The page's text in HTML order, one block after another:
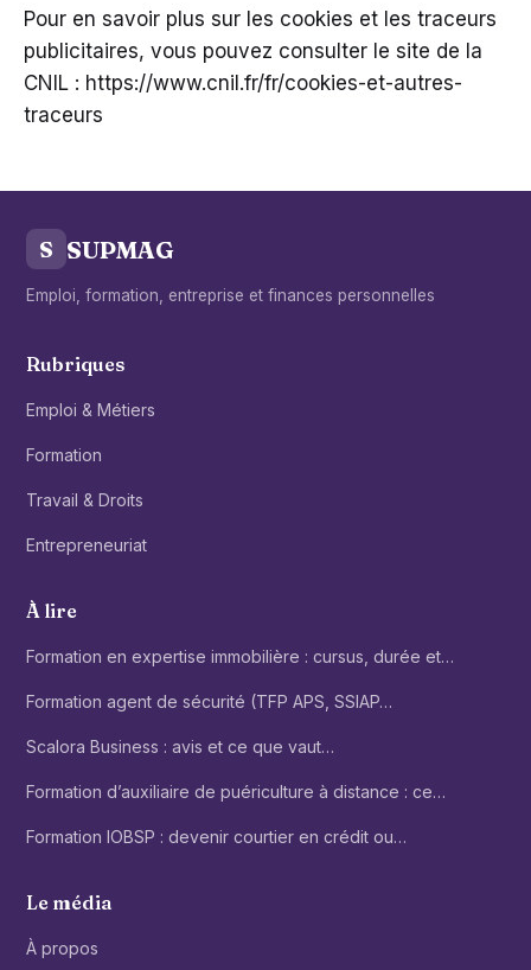
Pour en savoir plus sur les cookies et les traceurs
publicitaires, vous pouvez consulter le site de la
CNIL : https://www.cnil.fr/fr/cookies-et-autres-
traceurs
S SUPMAG
Emploi, formation, entreprise et finances personnelles
Rubriques
Emploi & Métiers
Formation
Travail & Droits
Entrepreneuriat
À lire
Formation en expertise immobilière : cursus, durée et…
Formation agent de sécurité (TFP APS, SSIAP…
Scalora Business : avis et ce que vaut…
Formation d’auxiliaire de puériculture à distance : ce…
Formation IOBSP : devenir courtier en crédit ou…
Le média
À propos